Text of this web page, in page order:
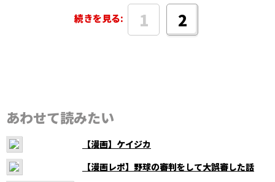
続きを見る: 1 2
あわせて読みたい
【漫画】ケイジカ
【漫画レポ】野球の審判をして大誤審した話